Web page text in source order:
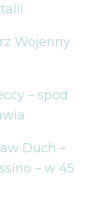
Wojenny
– spod
Duch –
– w 45